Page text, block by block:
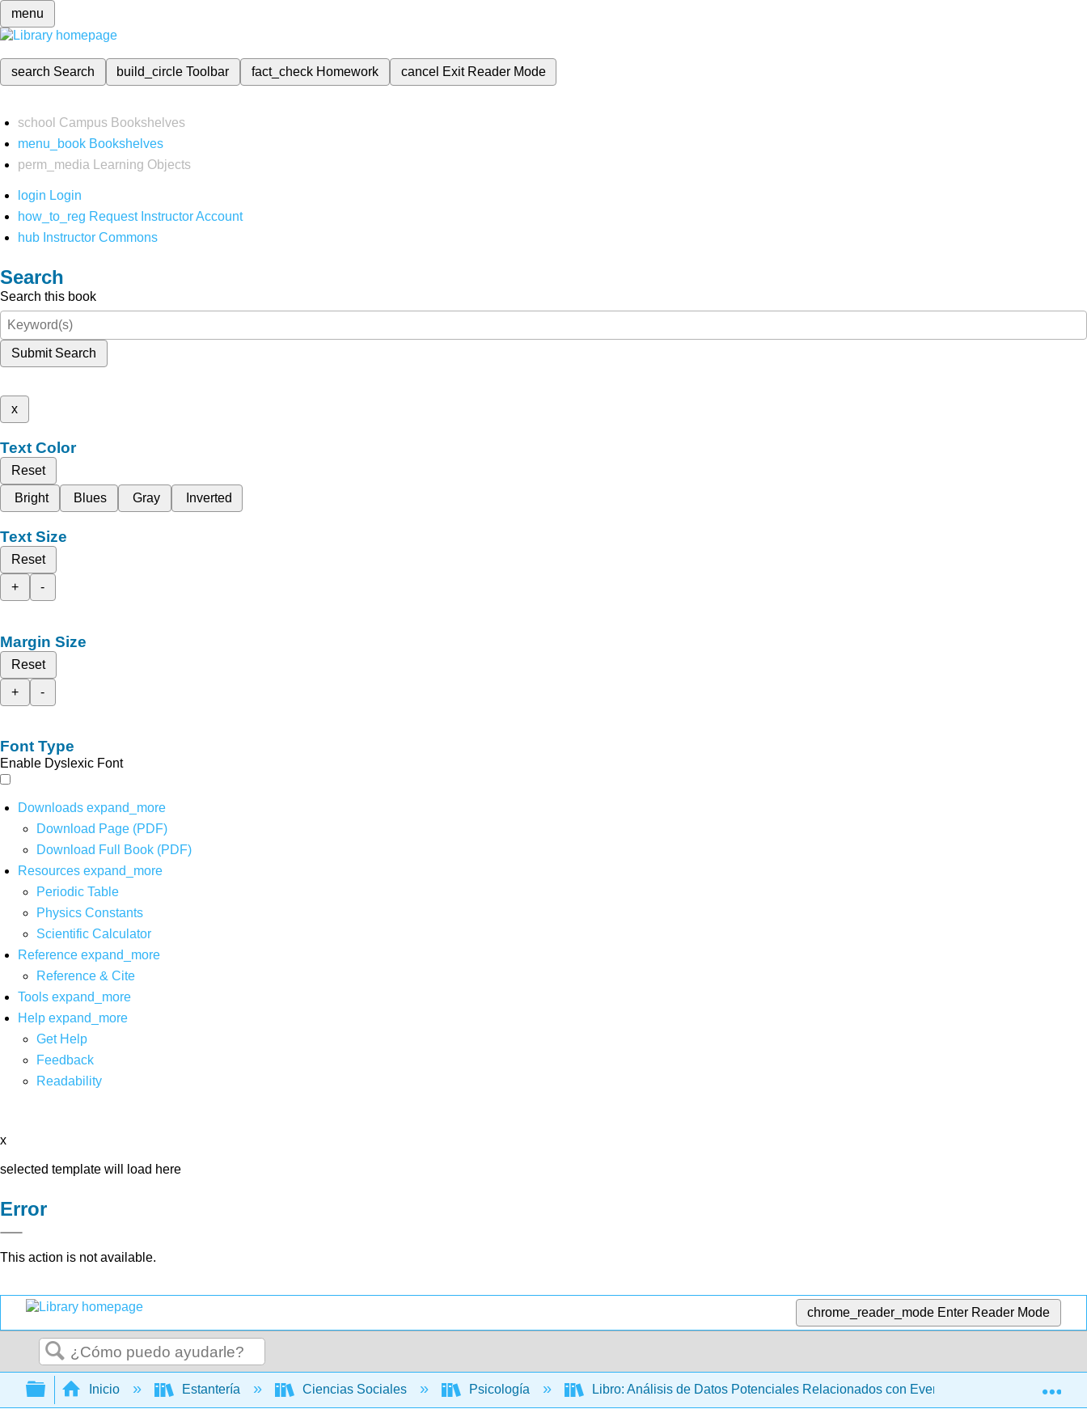
menu
search Search build_circleToolbar fact_check Homework cancel Exit Reader Mode
school Campus Bookshelves
menu_book Bookshelves
perm_media
Learning Objects
login Login
how_to_reg Request Instructor Account
hub Instructor Commons
Search
Search this book
Submit Search
x
Text Color
Reset
Bright
Blues Gray Inverted
Text Size
Reset
+
-
Margin Size
Reset
+
-
Font Type
Enable Dyslexic Font
Downloads expand_more
Download Page (PDF)
Download Full Book (PDF)
Resources expand_more
Periodic Table
Physics Constants
Scientific Calculator
Reference expand_more
Reference & Cite
Tools expand_more
Help expand_more
Get Help
Feedback
Readability
x
selected template will load here
Error
This action is not available.
chrome_reader_mode Enter Reader Mode
Buscar
Expandir/contraer jerarquía global
Inicio Estantería Ciencias Sociales Psicología Libro: Análisis de Datos Potenciales Relacionados con Eventos Aplicados (Suerte)